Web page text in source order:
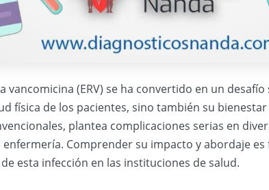
(ERV) se ha convertido en un
física de los pacientes, sino también su
plantea complicaciones serias en
Comprender su impacto y abordaje
esta infección en las instituciones de salud.